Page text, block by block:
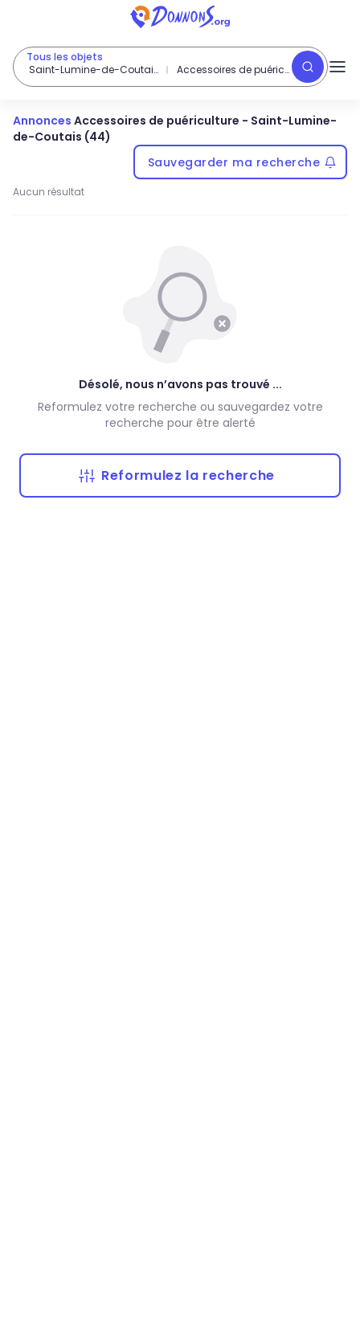
Tous les objets
Saint-Lumine-de-Coutais (44)Accessoires de puériculture
Annonces Accessoires de puériculture - Saint-Lumine-
de-Coutais (44)
Sauvegarder ma recherche
Aucun résultat
Désolé, nous n’avons pas trouvé ...
Reformulez votre recherche ou sauvegardez votre
recherche pour être alerté
Reformulez la recherche